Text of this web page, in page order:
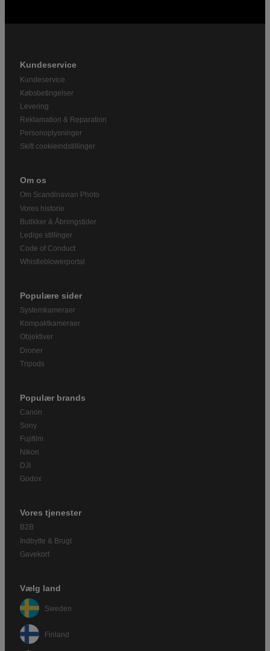
Kundeservice
Kundeservice
Købsbetingelser
Levering
Reklamation & Reparation
Personoplysninger
Skift cookieindstillinger
Om os
Om Scandinavian Photo
Vores historie
Butikker & Åbningstider
Ledige stillinger
Code of Conduct
Whistleblowerportal
Populære sider
Systemkameraer
Kompaktkameraer
Objektiver
Droner
Tripods
Populær brands
Canon
Sony
Fujifilm
Nikon
DJI
Godox
Vores tjenester
B2B
Indbytte & Brugt
Gavekort
Vælg land
Sweden
Finland